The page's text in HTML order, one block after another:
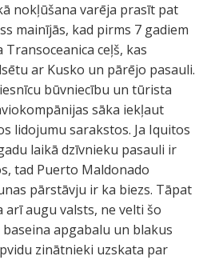
nokļūšana varēja prasīt pat
mainījās, kad pirms 7 gadiem
ceļš, kas
ar Kusko un pārējo pasauli.
būvniecību un tūrista
sāka iekļaut
lidojumu sarakstos. Ja Iquitos
laikā dzīvnieku pasauli ir
tad Puerto Maldonado
pārstāvju ir ka biezs. Tāpat
augu valsts, ne velti šo
apgabalu un blakus
zinātnieki uzskata par